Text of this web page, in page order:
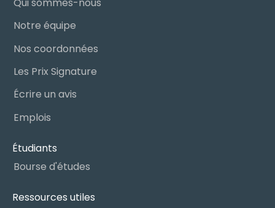
Notre équipe
Nos coordonnées
Les Prix Signature
Écrire un avis
Emplois
Étudiants
Bourse d'études
Ressources utiles